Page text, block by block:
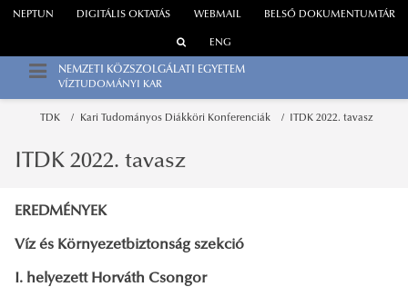
WEBMAIL
NEPTUN DIGITÁLIS OKTATÁS BELSŐ DOKUMENTUMTÁR
ENG
NEMZETI KÖZSZOLGÁLATI EGYETEM
VÍZTUDOMÁNYI KAR
TDK Kari Tudományos Diákköri Konferenciák ITDK 2022. tavasz
ITDK 2022. tavasz
EREDMÉNYEK
Víz és Környezetbiztonság szekció
I. helyezett Horváth Csongor